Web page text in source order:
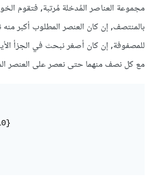
مجموعة العناصر المُدخلة مُرتبة, فتقوم
بالمنتصف, إن كان العنصر المطلوب أكبر
للمصفوفة, إن كان أصغر نبحث في الجزأ
مع كل نصف منهما حتى نعصر على العنصر